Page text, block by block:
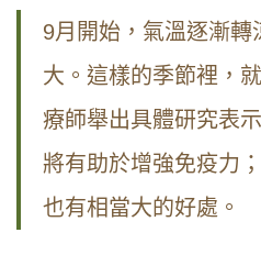
9月開始，氣溫逐漸
大。這樣的季節裡，
療師舉出具體研究表
將有助於增強免疫力
也有相當大的好處。